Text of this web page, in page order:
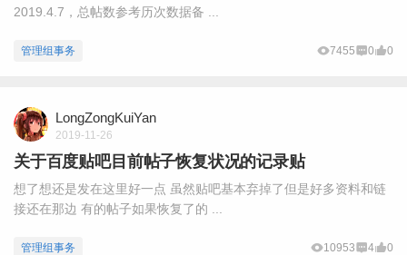
2019.4.7，总帖数参考历次数据备 ...
管理组事务 7455 0 0
LongZongKuiYan
2019-11-26
关于百度贴吧目前帖子恢复状况的记录贴
想了想还是发在这里好一点 虽然贴吧基本弃掉了但是好多资料和链
接还在那边 有的帖子如果恢复了的 ...
管理组事务 10953 4 0